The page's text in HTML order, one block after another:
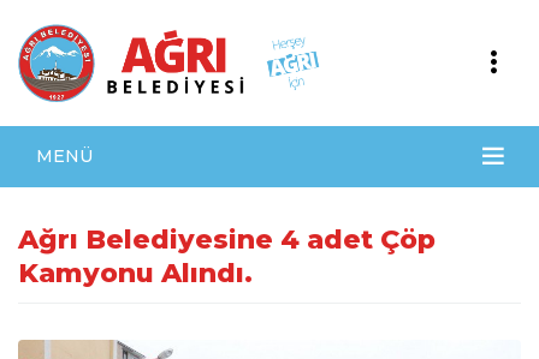
MENÜ
Ağrı Belediyesine 4 adet Çöp
Kamyonu Alındı.